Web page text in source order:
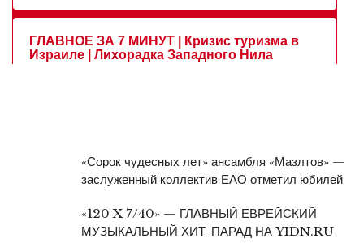
«Сорок чудесных лет» ансамбля «Мазлтов» —
заслуженный коллектив ЕАО отметил юбилей
«120 X 7/40» — ГЛАВНЫЙ ЕВРЕЙСКИЙ
МУЗЫКАЛЬНЫЙ ХИТ-ПАРАД НА YIDN.RU